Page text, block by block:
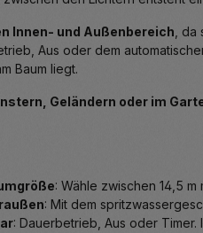
Innen- und Außenbereich ,
Aus oder dem
Baum liegt.
Geländern oder im
: Wähle zwischen 14,5
: Mit dem
: Dauerbetrieb, Aus oder